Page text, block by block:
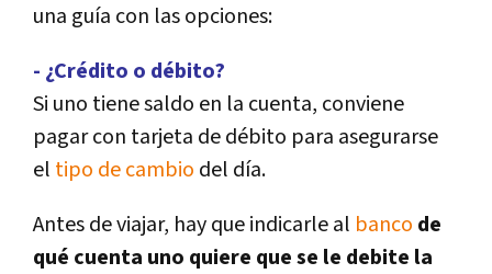
una guí­a con las opciones:
- ¿Crédito o débito?
Si uno tiene saldo en la cuenta, conviene
pagar con tarjeta de débito para asegurarse
el tipo de cambio del dí­a.
Antes de viajar, hay que indicarle al banco de
qué cuenta uno quiere que se le debite la